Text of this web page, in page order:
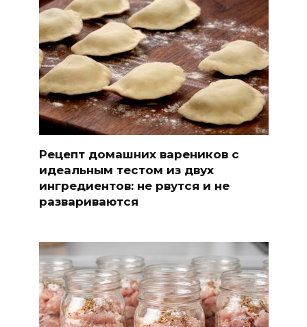
Рецепт домашних вареников с
идеальным тестом из двух
ингредиентов: не рвутся и не
развариваются